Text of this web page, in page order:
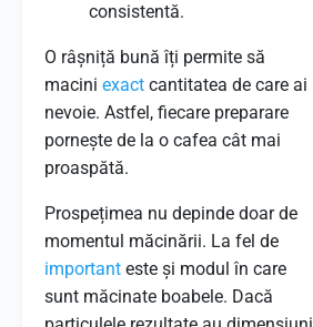
consistentă.
O râșniță bună îți permite să
macini exact cantitatea de care ai
nevoie. Astfel, fiecare preparare
pornește de la o cafea cât mai
proaspătă.
Prospețimea nu depinde doar de
momentul măcinării. La fel de
important este și modul în care
sunt măcinate boabele. Dacă